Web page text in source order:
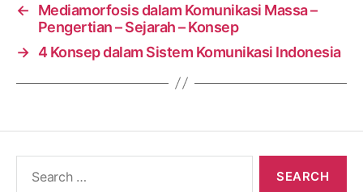
←
Mediamorfosis dalam Komunikasi Massa –
Pengertian – Sejarah – Konsep
→ 4 Konsep dalam Sistem Komunikasi Indonesia